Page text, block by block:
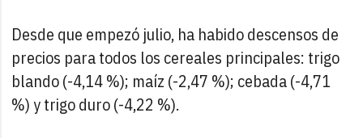
Desde que empezó julio, ha habido descensos de
precios para todos los cereales principales: trigo
blando (-4,14 %); maíz (-2,47 %); cebada (-4,71
%) y trigo duro (-4,22 %).